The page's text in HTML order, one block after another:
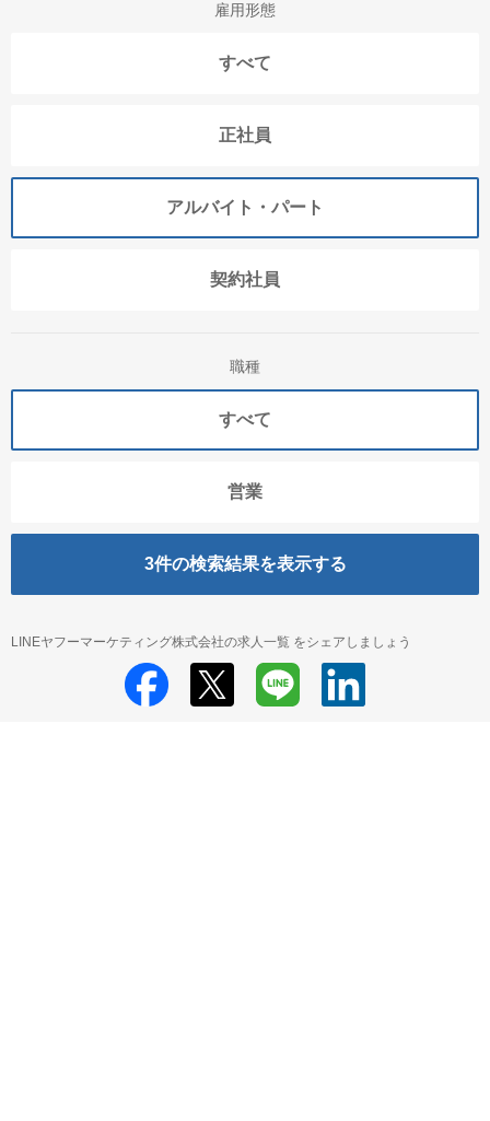
雇用形態
すべて
正社員
アルバイト・パート
契約社員
職種
すべて
営業
3件の検索結果を表示する
LINEヤフーマーケティング株式会社の求人一覧 をシェアしましょう